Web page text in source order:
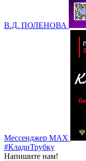
В.Д. ПОЛЕНОВА
Мессенджер MAX
#КладиТрубку
Напишите нам!